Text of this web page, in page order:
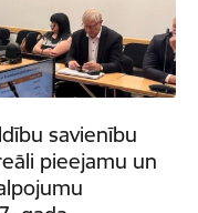
savienību
pieejamu un